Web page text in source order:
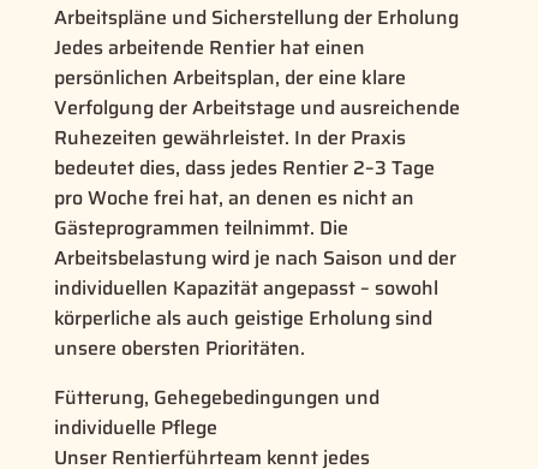
Arbeitspläne und Sicherstellung der Erholung
Jedes arbeitende Rentier hat einen
persönlichen Arbeitsplan, der eine klare
Verfolgung der Arbeitstage und ausreichende
Ruhezeiten gewährleistet. In der Praxis
bedeutet dies, dass jedes Rentier 2–3 Tage
pro Woche frei hat, an denen es nicht an
Gästeprogrammen teilnimmt. Die
Arbeitsbelastung wird je nach Saison und der
individuellen Kapazität angepasst – sowohl
körperliche als auch geistige Erholung sind
unsere obersten Prioritäten.
Fütterung, Gehegebedingungen und
individuelle Pflege
Unser Rentierführteam kennt jedes